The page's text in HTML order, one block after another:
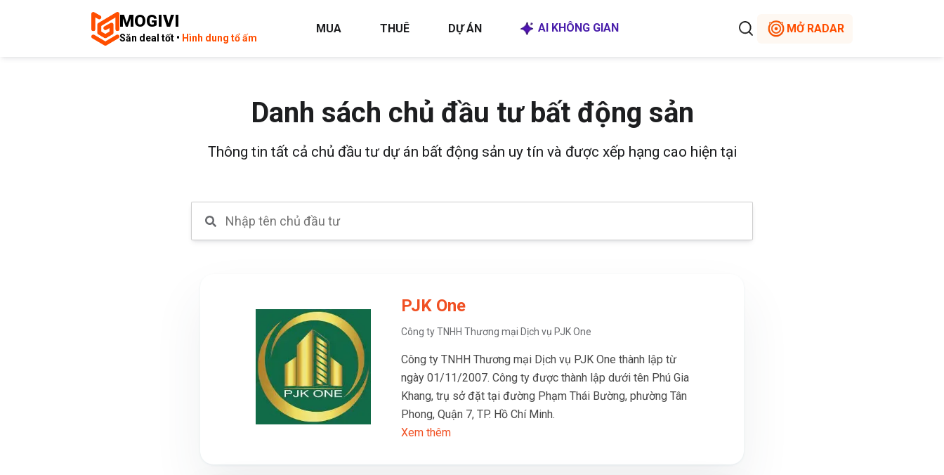
MOGIVI
Săn deal tốt • Hình dung tổ ấm
MUA THUÊ DỰ ÁN AI KHÔNG GIAN MỞ RADAR
Danh sách chủ đầu tư bất động sản
Thông tin tất cả chủ đầu tư dự án bất động sản uy tín và được xếp hạng cao hiện tại
PJK One
Công ty TNHH Thương mại Dịch vụ PJK One
Công ty TNHH Thương mại Dịch vụ PJK One thành lập từ
ngày 01/11/2007. Công ty được thành lập dưới tên Phú Gia
Khang, trụ sở đặt tại đường Phạm Thái Bường, phường Tân
Phong, Quận 7, TP. Hồ Chí Minh.
Xem thêm